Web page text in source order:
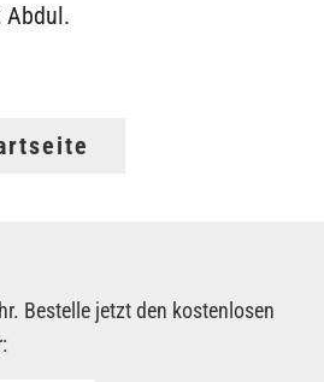
Abdul.
Bestelle jetzt den kostenlosen